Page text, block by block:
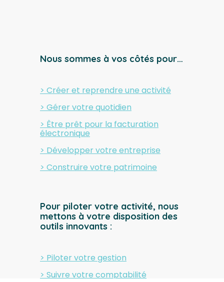
Nous sommes à vos côtés pour…
> Créer et reprendre une activité
> Gérer votre quotidien
> Être prêt pour la facturation
électronique
> Développer votre entreprise
> Construire votre patrimoine
Pour piloter votre activité, nous
mettons à votre disposition des
outils innovants :
> Piloter votre gestion
> Suivre votre comptabilité